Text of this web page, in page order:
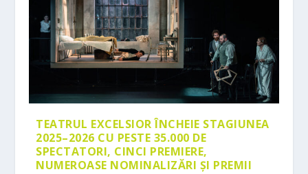
TEATRUL EXCELSIOR ÎNCHEIE STAGIUNEA
2025–2026 CU PESTE 35.000 DE
SPECTATORI, CINCI PREMIERE,
NUMEROASE NOMINALIZĂRI ȘI PREMII